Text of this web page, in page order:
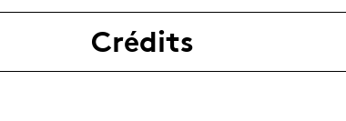
Crédits